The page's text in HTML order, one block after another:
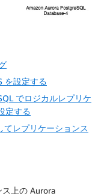
を設定する
でロジカルレプリケ
定する
レプリケーションス
上の Aurora